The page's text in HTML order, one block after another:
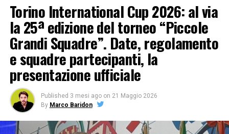
Torino International Cup 2026: al via
la 25ª edizione del torneo “Piccole
Grandi Squadre”. Date, regolamento
e squadre partecipanti, la
presentazione ufficiale
Published 3 mesi ago on 21 Maggio 2026
By Marco Baridon